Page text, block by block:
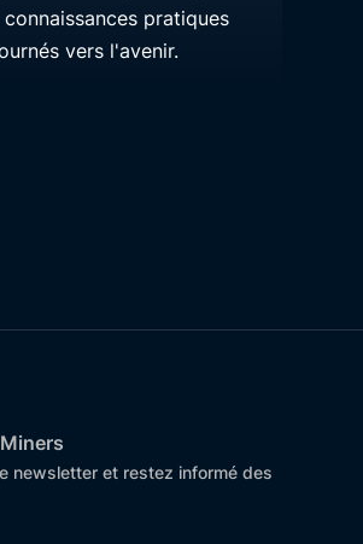
pratiques
vers l'avenir.
newsletter et restez informé des